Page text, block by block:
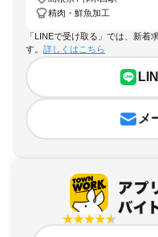
精肉・鮮魚加工
「LINEで受け取る」では、新着
す。 詳しくはこちら
メ